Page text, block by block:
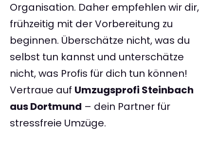
Organisation. Daher empfehlen wir dir,
frühzeitig mit der Vorbereitung zu
beginnen. Überschätze nicht, was du
selbst tun kannst und unterschätze
nicht, was Profis für dich tun können!
Vertraue auf Umzugsprofi Steinbach
aus Dortmund – dein Partner für
stressfreie Umzüge.